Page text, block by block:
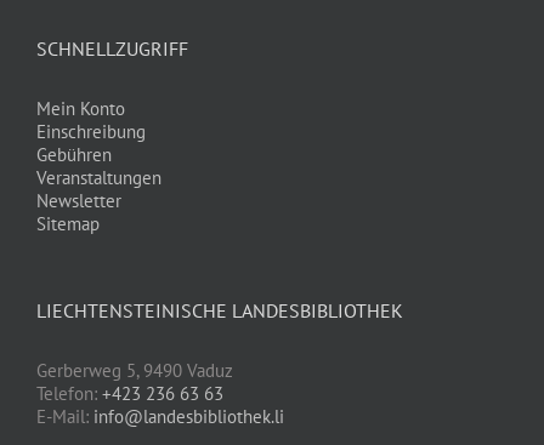
SCHNELLZUGRIFF
Mein Konto
Einschreibung
Gebühren
Veranstaltungen
Newsletter
Sitemap
LIECHTENSTEINISCHE LANDESBIBLIOTHEK
Gerberweg 5, 9490 Vaduz
Telefon: +423 236 63 63
E-Mail: info@landesbibliothek.li